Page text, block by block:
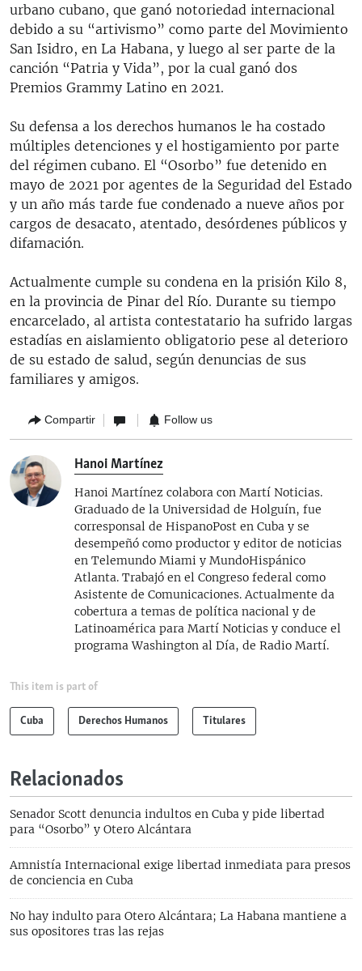
urbano cubano, que ganó notoriedad internacional
debido a su “artivismo” como parte del Movimiento
San Isidro, en La Habana, y luego al ser parte de la
canción “Patria y Vida”, por la cual ganó dos
Premios Grammy Latino en 2021.
Su defensa a los derechos humanos le ha costado
múltiples detenciones y el hostigamiento por parte
del régimen cubano. El “Osorbo” fue detenido en
mayo de 2021 por agentes de la Seguridad del Estado
y un año más tarde fue condenado a nueve años por
cargos de desacato, atentado, desórdenes públicos y
difamación.
Actualmente cumple su condena en la prisión Kilo 8,
en la provincia de Pinar del Río. Durante su tiempo
encarcelado, al artista contestatario ha sufrido largas
estadías en aislamiento obligatorio pese al deterioro
de su estado de salud, según denuncias de sus
familiares y amigos.
Compartir Follow us
Hanoi Martínez
Hanoi Martínez colabora con Martí Noticias.
Graduado de la Universidad de Holguín, fue
corresponsal de HispanoPost en Cuba y se
desempeñó como productor y editor de noticias
en Telemundo Miami y MundoHispánico
Atlanta. Trabajó en el Congreso federal como
Asistente de Comunicaciones. Actualmente da
cobertura a temas de política nacional y de
Latinoamérica para Martí Noticias y conduce el
programa Washington al Día, de Radio Martí.
This item is part of
Cuba Derechos Humanos Titulares
Relacionados
Senador Scott denuncia indultos en Cuba y pide libertad
para “Osorbo” y Otero Alcántara
Amnistía Internacional exige libertad inmediata para presos
de conciencia en Cuba
No hay indulto para Otero Alcántara; La Habana mantiene a
sus opositores tras las rejas